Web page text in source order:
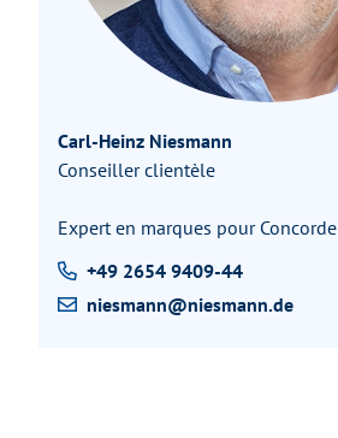
Carl-Heinz Niesmann
Conseiller clientèle
Expert en marques pour Concorde
+49 2654 9409-44
niesmann@niesmann.de